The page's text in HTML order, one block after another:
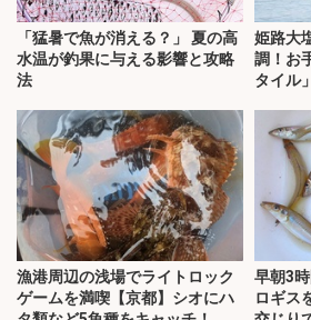
「猛暑で魚が消える？」 夏の高
水温が釣果に与える影響と攻略
法
姫路大
調！お
タイル
漁港周辺の浅場でライトロック
ゲームを満喫【京都】シオにハ
早朝3
ロギス